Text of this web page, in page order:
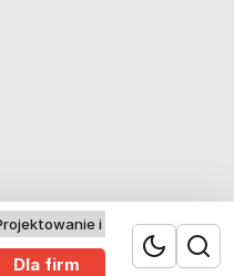
i badania
Dla firm